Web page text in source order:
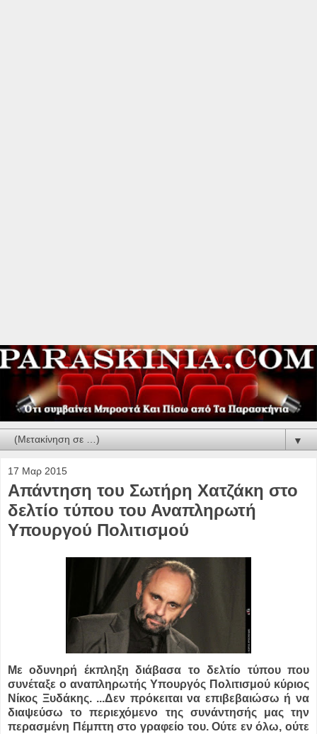
▼
17 Μαρ 2015
Απάντηση του Σωτήρη Χατζάκη στο
δελτίο τύπου του Αναπληρωτή
Υπουργού Πολιτισμού
Με οδυνηρή έκπληξη διάβασα το δελτίο τύπου που
συνέταξε ο αναπληρωτής Υπουργός Πολιτισμού κύριος
Νίκος Ξυδάκης. ...Δεν πρόκειται να επιβεβαιώσω ή να
διαψεύσω το περιεχόμενο της συνάντησής μας την
περασμένη Πέμπτη στο γραφείο του. Ούτε εν όλω, ούτε